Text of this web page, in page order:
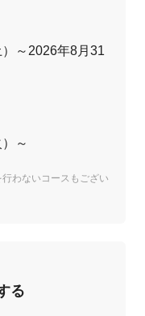
～2026年8月31
～
わないコースもござい
る